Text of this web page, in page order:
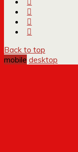
Back to top
mobile desktop